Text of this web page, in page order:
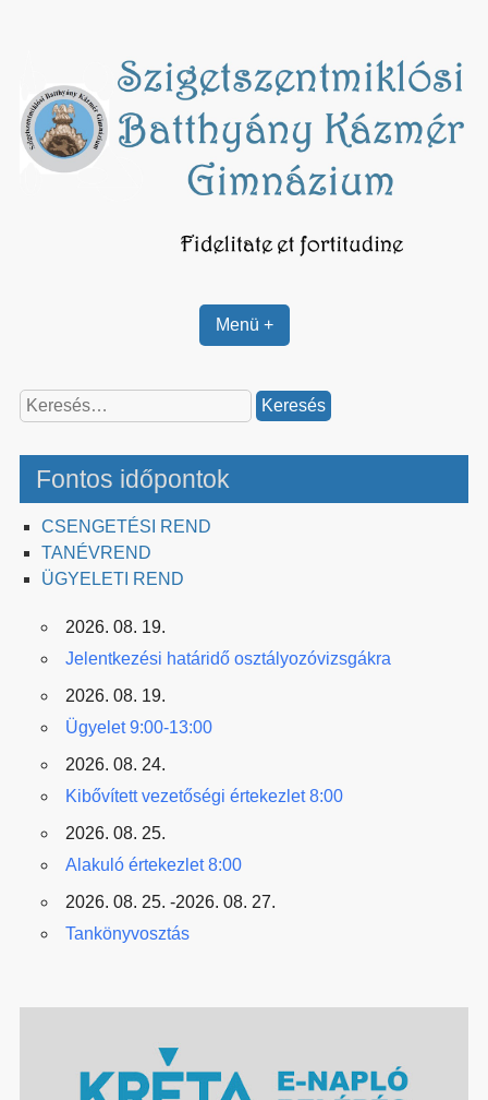
Menü +
Keresés:
Fontos időpontok
CSENGETÉSI REND
TANÉVREND
ÜGYELETI REND
2026. 08. 19.
Jelentkezési határidő osztályozóvizsgákra
2026. 08. 19.
Ügyelet 9:00-13:00
2026. 08. 24.
Kibővített vezetőségi értekezlet 8:00
2026. 08. 25.
Alakuló értekezlet 8:00
2026. 08. 25. -2026. 08. 27.
Tankönyvosztás